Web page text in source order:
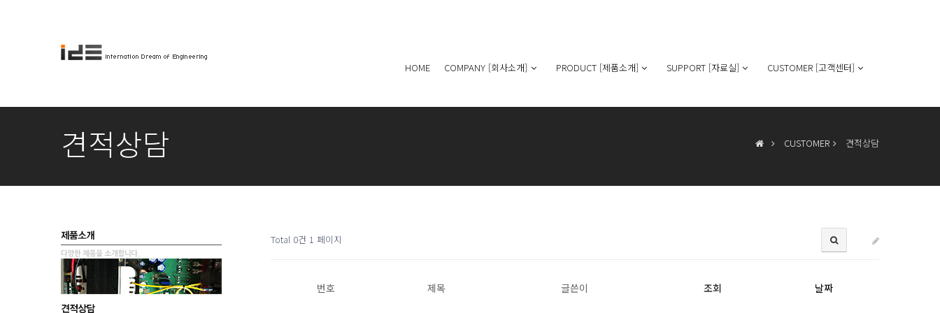
HOME COMPANY [회사소개] PRODUCT [제품소개] SUPPORT [자료실] CUSTOMER [고객센터]
견적상담 CUSTOMER 견적상담
Total 0건 1 페이지
번호 제목 글쓴이 조회 날짜